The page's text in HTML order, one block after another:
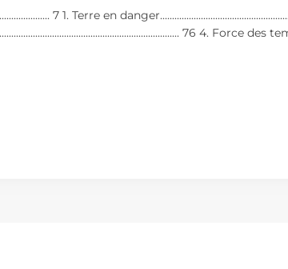
7 1. Terre en
76 4. Force des